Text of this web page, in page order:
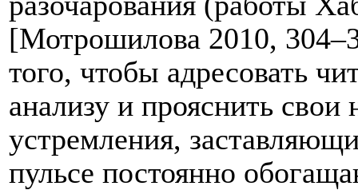
[Мотрошилова 2010,
того, чтобы адресовать
анализу и прояснить
устремления,
пульсе постоянно